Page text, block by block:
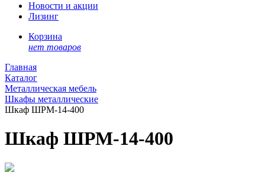
Новости и акции
Лизинг
Корзина
нет товаров
Главная
Каталог
Металлическая мебель
Шкафы металлические
Шкаф ШРМ-14-400
Шкаф ШРМ-14-400